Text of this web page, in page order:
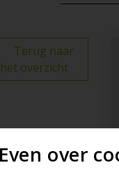
Terug naar
het overzicht
Even over